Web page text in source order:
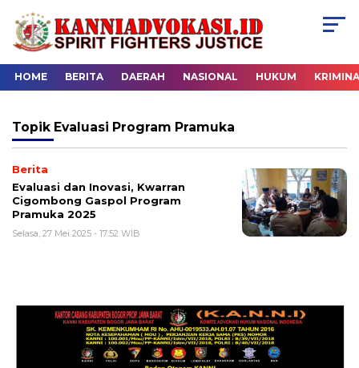
HOME BERITA DAERAH NASIONAL HUKUM
Topik Evaluasi Program Pramuka
Berita
Evaluasi dan Inovasi, Kwarran
Cigombong Gaspol Program
Pramuka 2025
Selasa, 27 Mei 2025 - 17:52 WIB